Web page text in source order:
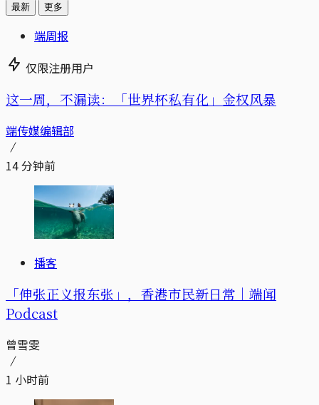
最新 更多
端周报
仅限注册用户
这一周，不漏读：「世界杯私有化」金权风暴
端传媒编辑部
14 分钟前
播客
「伸张正义报东张」，香港市民新日常｜端闻
Podcast
曾雪雯
1 小时前